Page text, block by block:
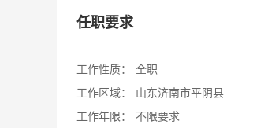
任职要求
工作性质：
全职
工作区域：
山东济南市平阴县
工作年限：
不限要求